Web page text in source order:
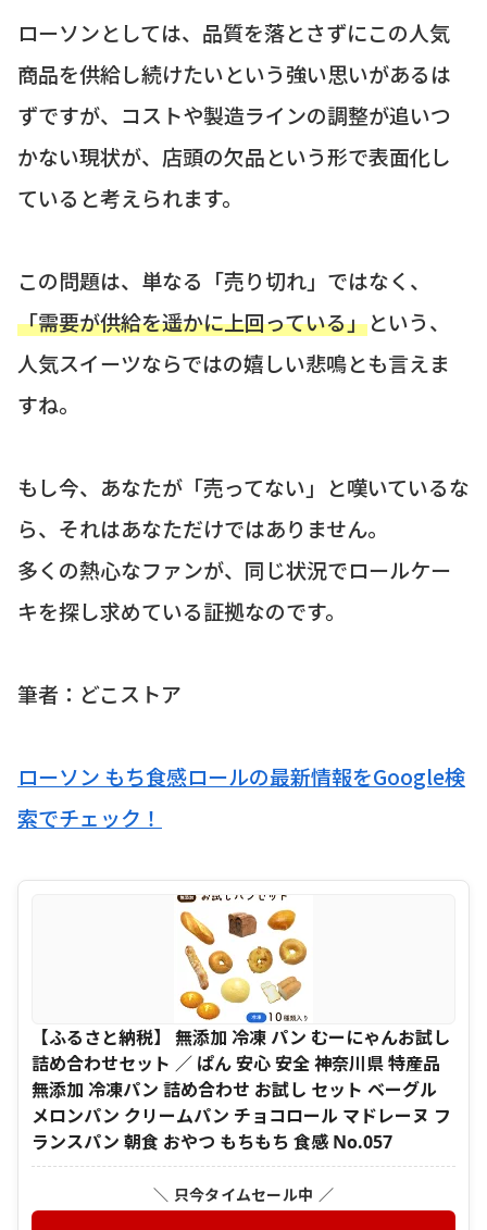
ローソンとしては、品質を落とさずにこの人気
商品を供給し続けたいという強い思いがあるは
ずですが、コストや製造ラインの調整が追いつ
かない現状が、店頭の欠品という形で表面化し
ていると考えられます。
この問題は、単なる「売り切れ」ではなく、
「需要が供給を遥かに上回っている」という、
人気スイーツならではの嬉しい悲鳴とも言えま
すね。
もし今、あなたが「売ってない」と嘆いているな
ら、それはあなただけではありません。
多くの熱心なファンが、同じ状況でロールケー
キを探し求めている証拠なのです。
筆者：どこストア
ローソン もち食感ロールの最新情報をGoogle検
索でチェック！
【ふるさと納税】 無添加 冷凍 パン むーにゃんお試し
詰め合わせセット ／ ぱん 安心 安全 神奈川県 特産品
無添加 冷凍パン 詰め合わせ お試し セット ベーグル
メロンパン クリームパン チョコロール マドレーヌ フ
ランスパン 朝食 おやつ もちもち 食感 No.057
＼ 只今タイムセール中 ／